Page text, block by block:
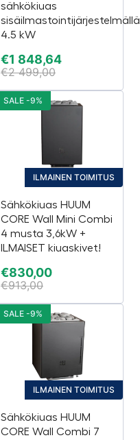
sähkökiuas
sisäilmastointijärjestelmällä
4.5 kW
€1 848,64
€2 499,00
ILMAINEN TOIMITUS
Sähkökiuas HUUM
CORE Wall Mini Combi
4 musta 3,6kW +
ILMAISET kiuaskivet!
€830,00
€913,00
SALE -9%
ILMAINEN TOIMITUS
Sähkökiuas HUUM
CORE Wall Combi 7
SALE -9%